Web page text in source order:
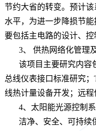
节约大省的转变。预计
水平，为进一步降损节
要包括主电路的设计、控
3、 供热网络化管理
该项目主要研究内容
总线仪表接口标准研究
线热计量设备开发；远程
4、太阳能光源控制
洁净、安全、可持续